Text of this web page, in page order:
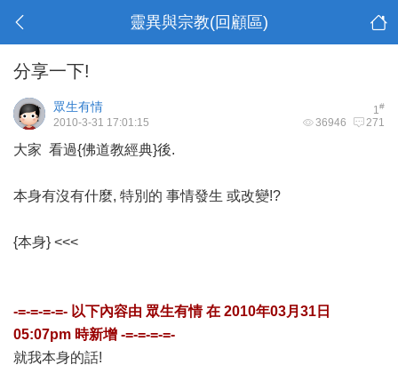
靈異與宗教(回顧區)
分享一下!
1#
眾生有情
36946 271
2010-3-31 17:01:15
大家 看過{佛道教經典}後.
本身有沒有什麼, 特別的 事情發生 或改變!?
{本身} <<<
-=-=-=-=- 以下內容由 眾生有情在 2010年03月31日
05:07pm 時新增 -=-=-=-=-
就我本身的話!